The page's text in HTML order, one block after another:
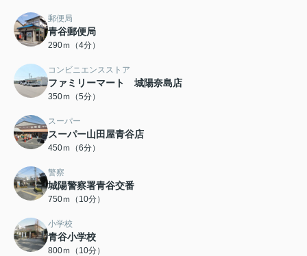
郵便局
青谷郵便局
290ｍ（4分）
コンビニエンスストア
ファミリーマート 城陽奈島店
350ｍ（5分）
スーパー
スーパー山田屋青谷店
450ｍ（6分）
警察
城陽警察署青谷交番
750ｍ（10分）
小学校
青谷小学校
800ｍ（10分）